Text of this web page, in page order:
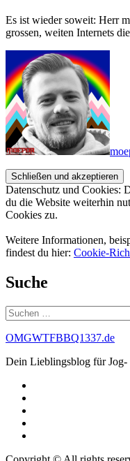
Es ist wieder soweit: Herr moep0r praesentiert die Dinge des
grossen, weiten Internets
Datenschutz und Cookies:
du die Website weiterhin
Cookies zu.
Weitere Informationen,
findest du hier: Cookie-
Suche
Suchen
nach:
OMGWTFBBQ1337.de
Dein Lieblingsblog für Jog-